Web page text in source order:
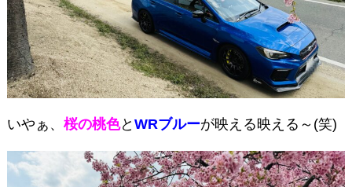
いやぁ、 桜の桃色と WRブルーが映える映える～(笑)